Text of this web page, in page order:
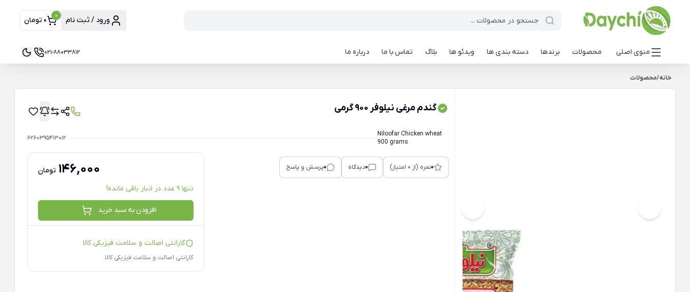
ورود / ثبت نام 0 0 تومان
منوی اصلی محصولات برندها دسته بندی ها ویدئو ها بلاگ تماس با ما درباره ما 021-88033812
خانه/محصولات
گندم مرغی نیلوفر 900 گرمی
Niloofar Chicken wheat
900 grams
6260395413012
0نمره (از 0 امتیاز) 0دیدگاه 0پرسش و پاسخ 146,000 تومان
تنها 9 عدد در انبار باقی مانده!
افزودن به سبد خرید
گارانتی اصالت و سلامت فیزیکی کالا
گارانتی اصالت و سلامت فیزیکی کالا